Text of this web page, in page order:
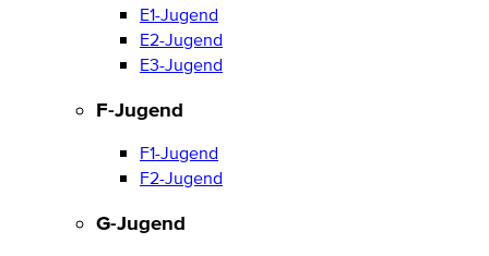
E1-Jugend
E2-Jugend
E3-Jugend
F-Jugend
F1-Jugend
F2-Jugend
G-Jugend